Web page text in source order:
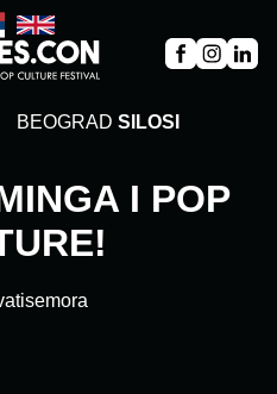
BEOGRAD SILOSI
I POP